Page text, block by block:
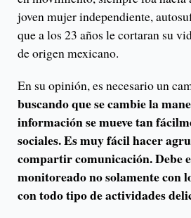
joven mujer independiente,
que a los 23 años le cortaran su
de origen mexicano.
En su opinión, es necesario un
buscando que se cambie la
información se mueve tan
sociales. Es muy fácil hacer
compartir comunicación. Debe
monitoreado no solamente con
con todo tipo de actividades